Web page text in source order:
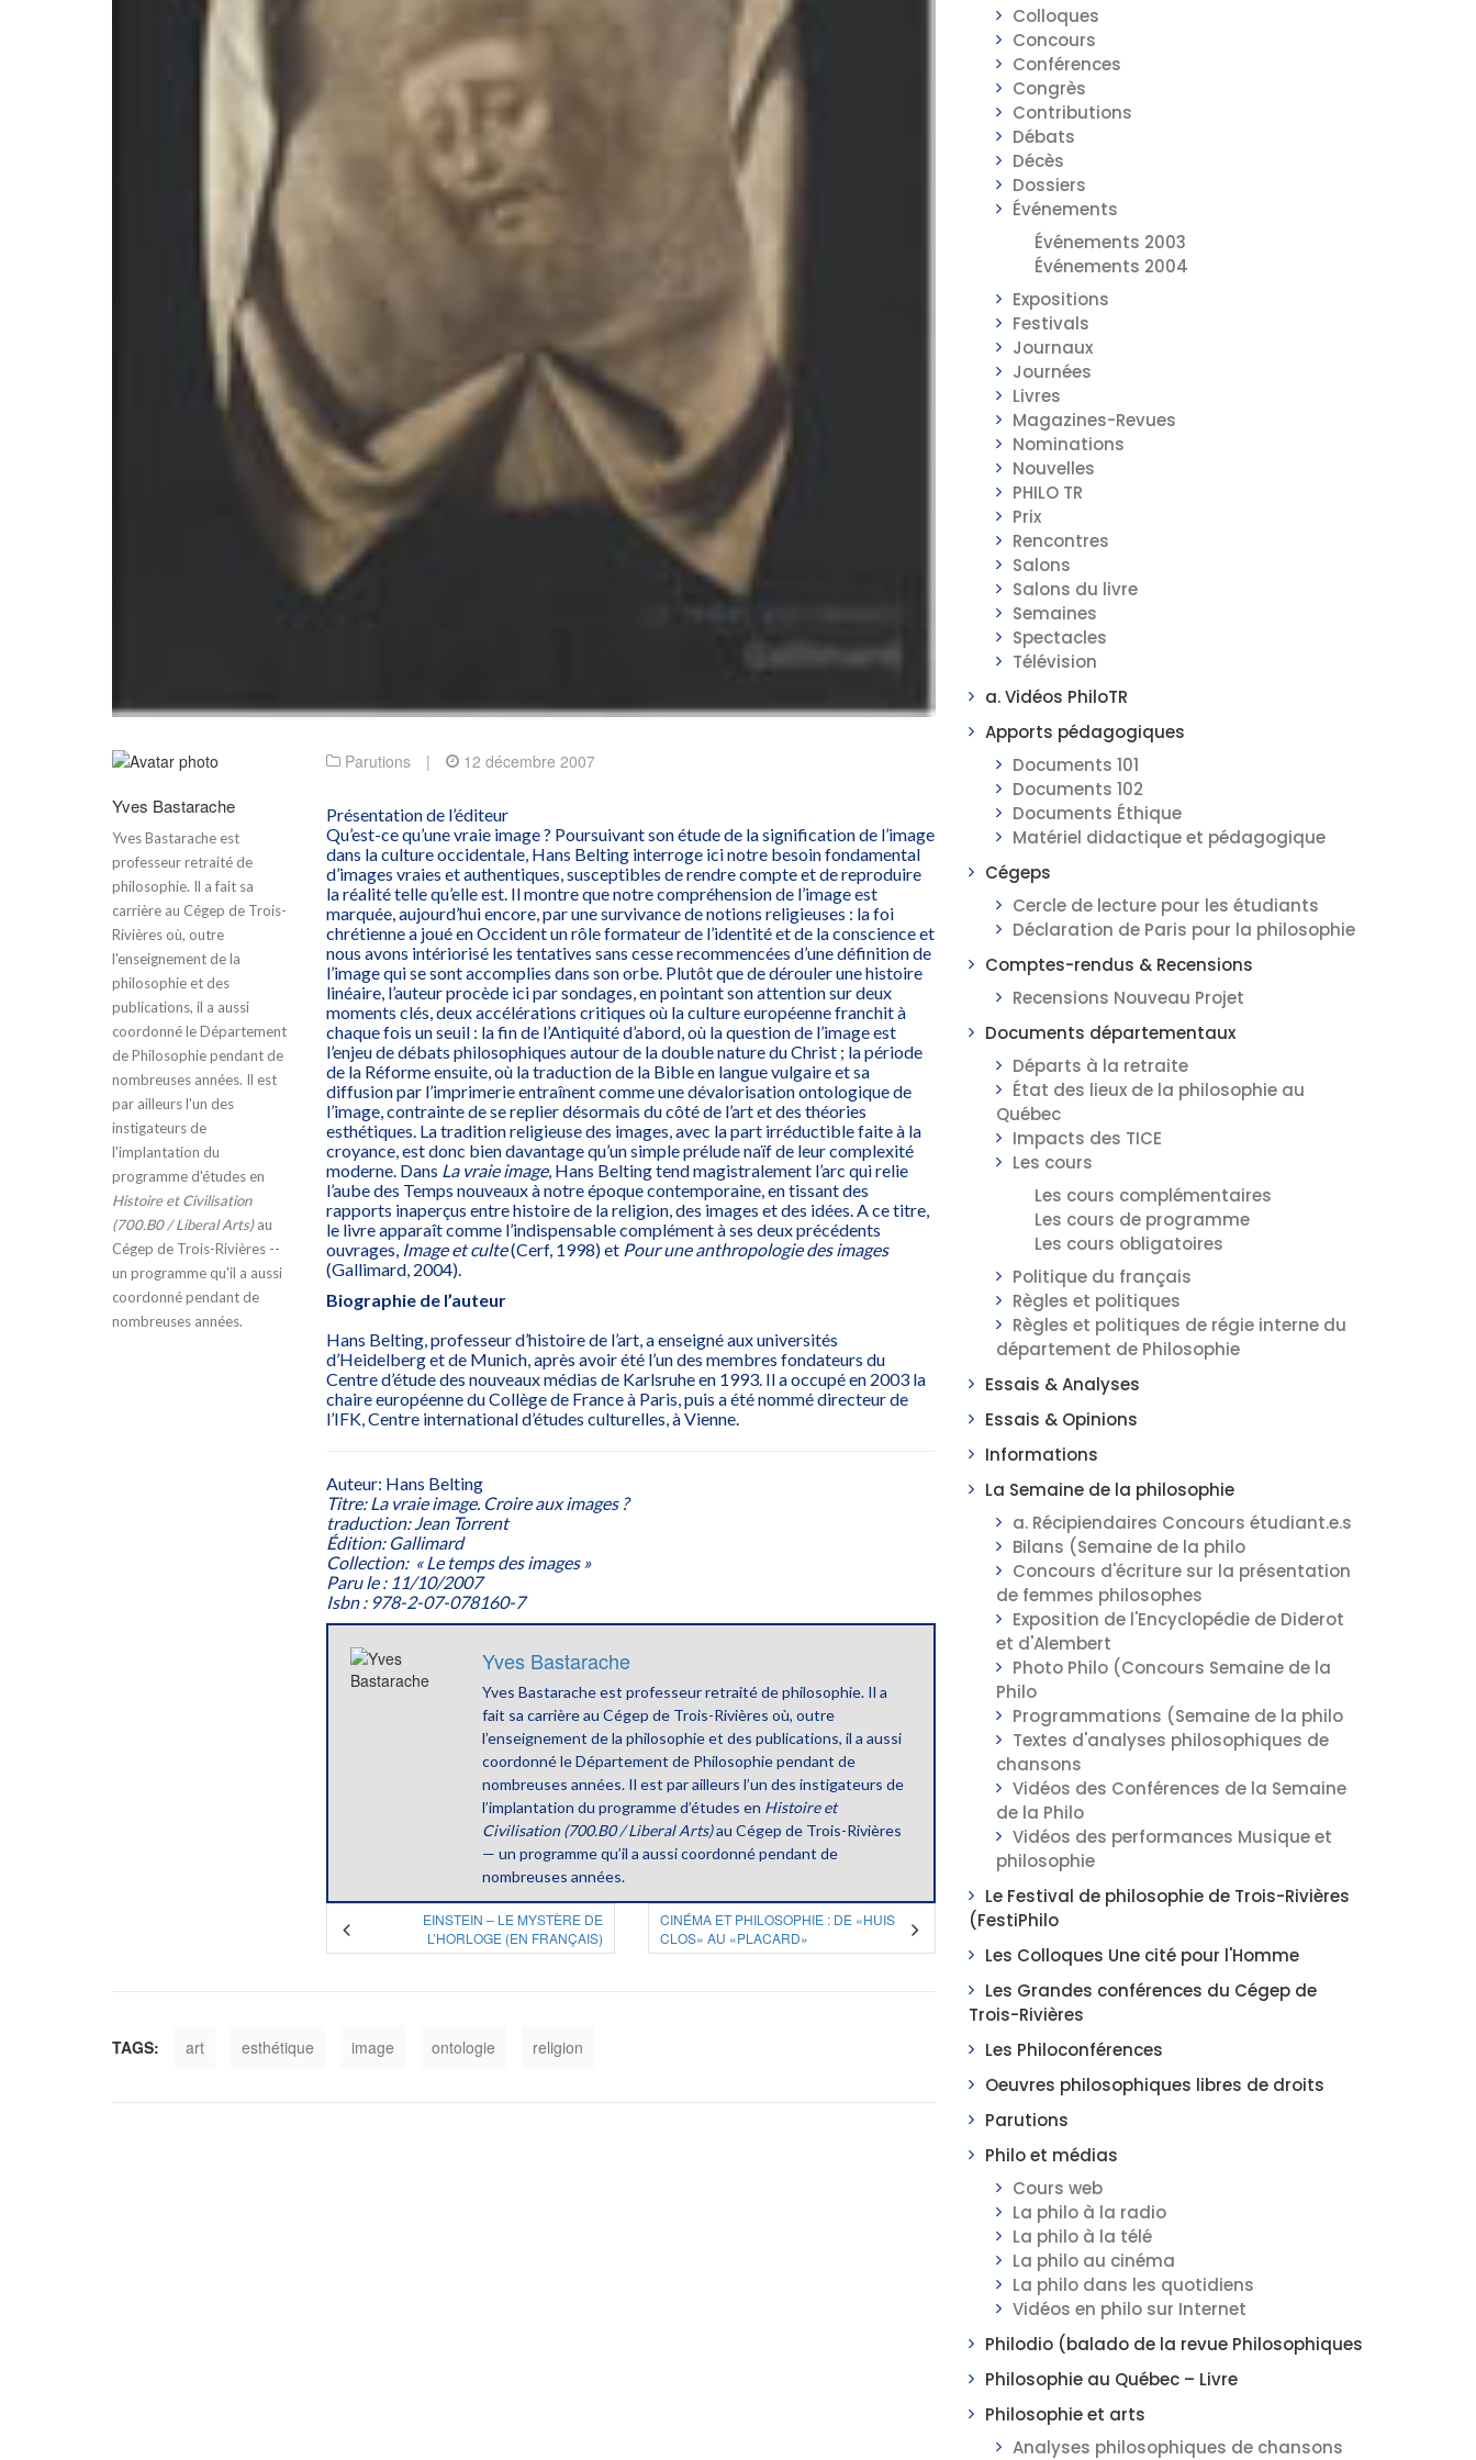
Yves Bastarache
Yves Bastarache est
professeur retraité de
philosophie. Il a fait sa
carrière au Cégep de Trois-
Rivières où, outre
l'enseignement de la
philosophie et des
publications, il a aussi
coordonné le Département
de Philosophie pendant de
nombreuses années. Il est
par ailleurs l'un des
instigateurs de
l'implantation du
programme d'études en
Histoire et Civilisation
(700.B0 / Liberal Arts)au
Cégep de Trois-Rivières --
un programme qu'il a aussi
coordonné pendant de
nombreuses années.
Parutions | 12 décembre 2007
Présentation de l’éditeur
Qu’est-ce qu’une vraie image ? Poursuivant son étude de la signification de l’image
dans la culture occidentale, Hans Belting interroge ici notre besoin fondamental
d’images vraies et authentiques, susceptibles de rendre compte et de reproduire
la réalité telle qu’elle est. Il montre que notre compréhension de l’image est
marquée, aujourd’hui encore, par une survivance de notions religieuses : la foi
chrétienne a joué en Occident un rôle formateur de l’identité et de la conscience et
nous avons intériorisé les tentatives sans cesse recommencées d’une définition de
l’image qui se sont accomplies dans son orbe. Plutôt que de dérouler une histoire
linéaire, l’auteur procède ici par sondages, en pointant son attention sur deux
moments clés, deux accélérations critiques où la culture européenne franchit à
chaque fois un seuil : la fin de l’Antiquité d’abord, où la question de l’image est
l’enjeu de débats philosophiques autour de la double nature du Christ ; la période
de la Réforme ensuite, où la traduction de la Bible en langue vulgaire et sa
diffusion par l’imprimerie entraînent comme une dévalorisation ontologique de
l’image, contrainte de se replier désormais du côté de l’art et des théories
esthétiques. La tradition religieuse des images, avec la part irréductible faite à la
croyance, est donc bien davantage qu’un simple prélude naïf de leur complexité
moderne. Dans La vraie image, Hans Belting tend magistralement l’arc qui relie
l’aube des Temps nouveaux à notre époque contemporaine, en tissant des
rapports inaperçus entre histoire de la religion, des images et des idées. A ce titre,
le livre apparaît comme l’indispensable complément à ses deux précédents
ouvrages, Image et culte(Cerf, 1998) et Pour une anthropologie des images
(Gallimard, 2004).
Biographie de l’auteur
Hans Belting, professeur d’histoire de l’art, a enseigné aux universités
d’Heidelberg et de Munich, après avoir été l’un des membres fondateurs du
Centre d’étude des nouveaux médias de Karlsruhe en 1993. Il a occupé en 2003 la
chaire européenne du Collège de France à Paris, puis a été nommé directeur de
l’IFK, Centre international d’études culturelles, à Vienne.
Auteur: Hans Belting
Titre: La vraie image. Croire aux images ?
traduction: Jean Torrent
Édition: Gallimard
Collection: « Le temps des images »
Paru le : 11/10/2007
Isbn : 978-2-07-078160-7
Yves Bastarache
Yves Bastarache est professeur retraité de philosophie. Il a
fait sa carrière au Cégep de Trois-Rivières où, outre
l’enseignement de la philosophie et des publications, il a aussi
coordonné le Département de Philosophie pendant de
nombreuses années. Il est par ailleurs l’un des instigateurs de
l’implantation du programme d’études en Histoire et
Civilisation (700.B0 / Liberal Arts)au Cégep de Trois-Rivières
— un programme qu’il a aussi coordonné pendant de
nombreuses années.
EINSTEIN – LE MYSTÈRE DE
L’HORLOGE (EN FRANÇAIS)
CINÉMA ET PHILOSOPHIE : DE «HUIS
CLOS» AU «PLACARD»
TAGS: art esthétique image ontologie religion
Colloques
Concours
Conférences
Congrès
Contributions
Débats
Décès
Dossiers
Événements
Événements 2003
Événements 2004
Expositions
Festivals
Journaux
Journées
Livres
Magazines-Revues
Nominations
Nouvelles
PHILO TR
Prix
Rencontres
Salons
Salons du livre
Semaines
Spectacles
Télévision
a. Vidéos PhiloTR
Apports pédagogiques
Documents 101
Documents 102
Documents Éthique
Matériel didactique et pédagogique
Cégeps
Cercle de lecture pour les étudiants
Déclaration de Paris pour la philosophie
Comptes-rendus & Recensions
Recensions Nouveau Projet
Documents départementaux
Départs à la retraite
État des lieux de la philosophie au
Québec
Impacts des TICE
Les cours
Les cours complémentaires
Les cours de programme
Les cours obligatoires
Politique du français
Règles et politiques
Règles et politiques de régie interne du
département de Philosophie
Essais & Analyses
Essais & Opinions
Informations
La Semaine de la philosophie
a. Récipiendaires Concours étudiant.e.s
Bilans (Semaine de la philo
Concours d'écriture sur la présentation
de femmes philosophes
Exposition de l'Encyclopédie de Diderot
et d'Alembert
Photo Philo (Concours Semaine de la
Philo
Programmations (Semaine de la philo
Textes d'analyses philosophiques de
chansons
Vidéos des Conférences de la Semaine
de la Philo
Vidéos des performances Musique et
philosophie
Le Festival de philosophie de Trois-Rivières
(FestiPhilo
Les Colloques Une cité pour l'Homme
Les Grandes conférences du Cégep de
Trois-Rivières
Les Philoconférences
Oeuvres philosophiques libres de droits
Parutions
Philo et médias
Cours web
La philo à la radio
La philo à la télé
La philo au cinéma
La philo dans les quotidiens
Vidéos en philo sur Internet
Philodio (balado de la revue Philosophiques
Philosophie au Québec – Livre
Philosophie et arts
Analyses philosophiques de chansons